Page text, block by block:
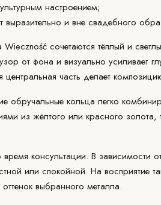
настроением;
выразительно и вне свадебного
сочетаются тёплый и
от фона и визуально усиливает
часть делает
обручальные кольца легко
из жёлтого или красного
время консультации. В зависимости
или спокойной. На восприятие
выбранного металла.